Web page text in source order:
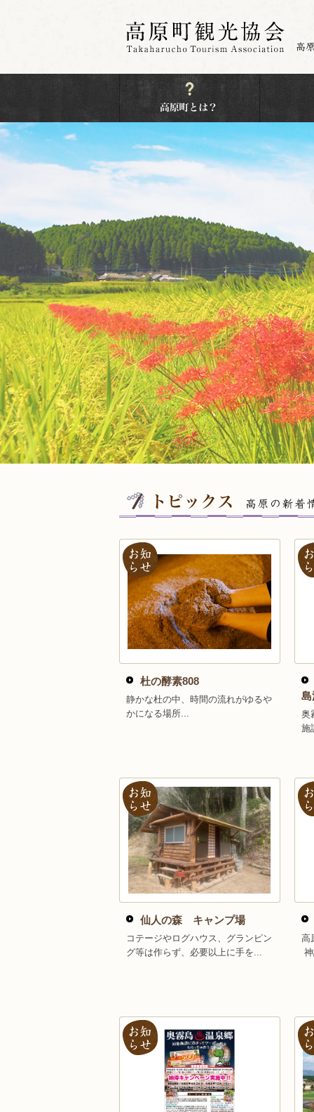
杜の酵素808
静かな杜の中、時間の流れがゆるや
かになる場所...
奥
施
仙人の森 キャンプ場
コテージやログハウス、グランピン
グ等は作らず、必要以上に手を...
高